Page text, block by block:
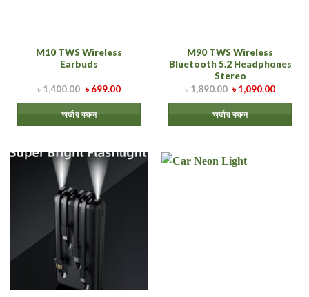
M10 TWS Wireless
Earbuds
৳1,400.00 ৳699.00
অর্ডার করুন
M90 TWS Wireless
Bluetooth 5.2 Headphones
Stereo
৳1,890.00 ৳1,090.00
অর্ডার করুন